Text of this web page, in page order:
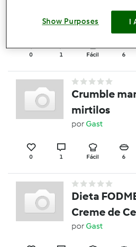
Laranja e
porsonita82
0 1 Fácil 6
Crumble
mirtilos
porGast
0 1 Fácil 6
Dieta
Creme de
porGast
Show Purposes